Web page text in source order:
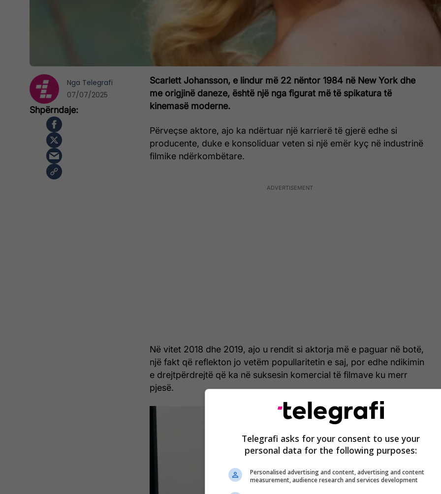
Scarlett Johansson, e lindur më 22 nëntor 1984 në New York dhe
me origjinë daneze, është një nga figurat më të spikatura të
kinemasë moderne.
Përveçse aktore, ajo ka ndërtuar një karrierë të gjerë edhe si
producente, duke e konsoliduar veten si një emër kyç në industrinë
filmike ndërkombëtare.
Në vitet 2018 dhe 2019, ajo u rendit si aktorja më e paguar në botë,
një fakt që reflekton jo vetëm popullaritetin e saj, por edhe ndikimin
e drejtpërdrejtë që ka në suksesin komercial të filmave ku merr
pjesë.
Nga Telegrafi
07/07/2025
Telegrafi asks for your consent to use your
personal data for the following purposes:
Personalised advertising and content, advertising and content
measurement, audience research and services development